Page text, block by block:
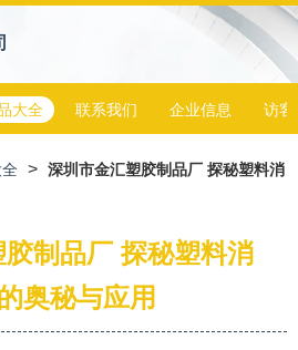
大全 联系我们 企业信息 访客
> 深圳市金汇塑胶制品厂 探秘塑料消
制品厂 探秘塑料消
奥秘与应用